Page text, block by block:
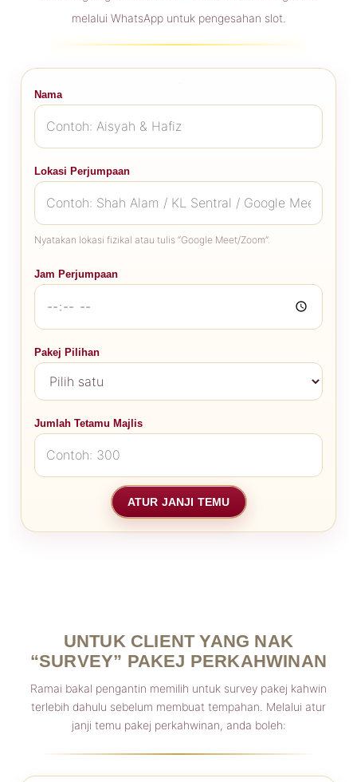
melalui WhatsApp untuk pengesahan slot.
Nama
Lokasi Perjumpaan
Nyatakan lokasi fizikal atau tulis “Google Meet/Zoom”.
Jam Perjumpaan
Pakej Pilihan
Jumlah Tetamu Majlis
ATUR JANJI TEMU
UNTUK CLIENT YANG NAK
“SURVEY” PAKEJ PERKAHWINAN
Ramai bakal pengantin memilih untuk survey pakej kahwin
terlebih dahulu sebelum membuat tempahan. Melalui atur
janji temu pakej perkahwinan, anda boleh: